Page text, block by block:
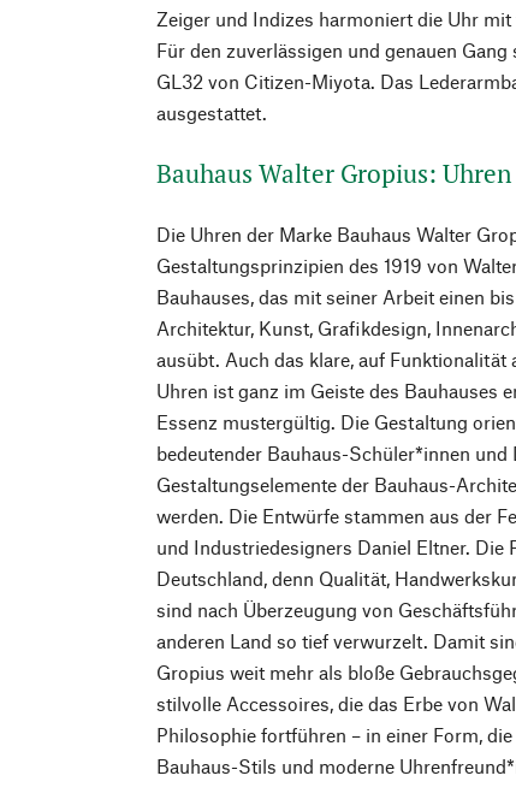
Zeiger und Indizes harmoniert die Uhr
Für den zuverlässigen und genauen
GL32 von Citizen-Miyota. Das
ausgestattet.
Bauhaus Walter Gropius:
Die Uhren der Marke Bauhaus Walter
Gestaltungsprinzipien des 1919 von
Bauhauses, das mit seiner Arbeit einen
Architektur, Kunst, Grafikdesign,
ausübt. Auch das klare, auf Funktionalität
Uhren ist ganz im Geiste des Bauhauses
Essenz mustergültig. Die Gestaltung
bedeutender Bauhaus-Schüler*innen und
Gestaltungselemente der Bauhaus-
werden. Die Entwürfe stammen aus der
und Industriedesigners Daniel Eltner. Die
Deutschland, denn Qualität,
sind nach Überzeugung von
anderen Land so tief verwurzelt. Damit
Gropius weit mehr als bloße
stilvolle Accessoires, die das Erbe von
Philosophie fortführen – in einer Form,
Bauhaus-Stils und moderne